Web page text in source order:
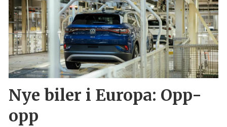
Nye biler i Europa: Opp-
opp